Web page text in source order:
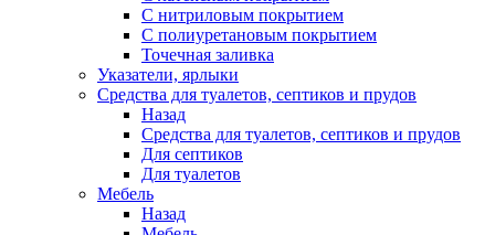
С нитриловым покрытием
С полиуретановым покрытием
Точечная заливка
Указатели, ярлыки
Средства для туалетов, септиков и прудов
Назад
Средства для туалетов, септиков и прудов
Для септиков
Для туалетов
Мебель
Назад